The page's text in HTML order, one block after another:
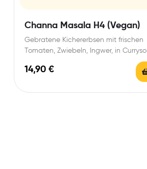
Channa Masala H4 (Vegan)
Gebratene Kichererbsen mit frischen
Tomaten, Zwiebeln, Ingwer, in
14,90 €